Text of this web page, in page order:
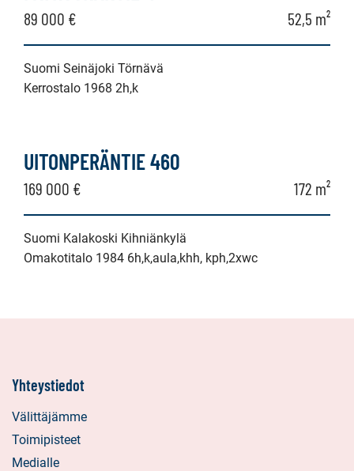
89 000 € 52,5 m²
Suomi Seinäjoki Törnävä
Kerrostalo 1968 2h,k
UITONPERÄNTIE 460
169 000 € 172 m²
Suomi Kalakoski Kihniänkylä
Omakotitalo 1984 6h,k,aula,khh, kph,2xwc
Yhteystiedot
Välittäjämme
Toimipisteet
Medialle